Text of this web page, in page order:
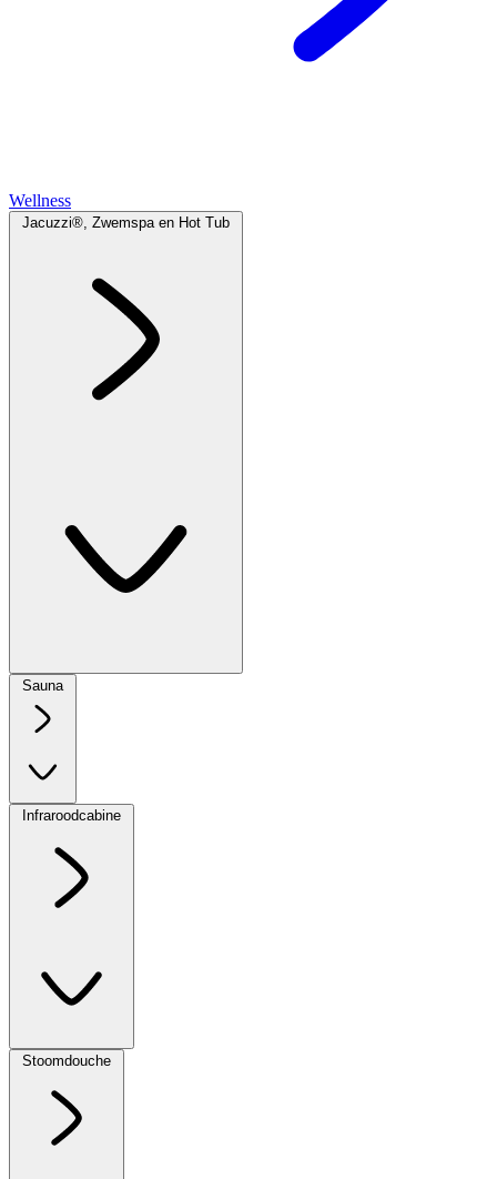
Wellness
Jacuzzi®, Zwemspa en Hot Tub
Sauna
Infraroodcabine
Stoomdouche